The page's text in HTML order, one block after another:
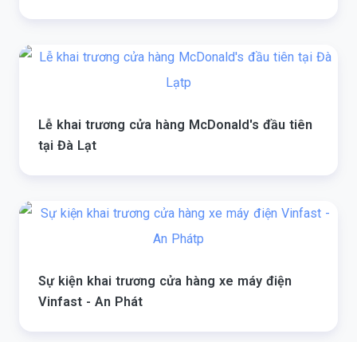
Lễ khai trương cửa hàng McDonald's đầu tiên
tại Đà Lạt
Sự kiện khai trương cửa hàng xe máy điện
Vinfast - An Phát